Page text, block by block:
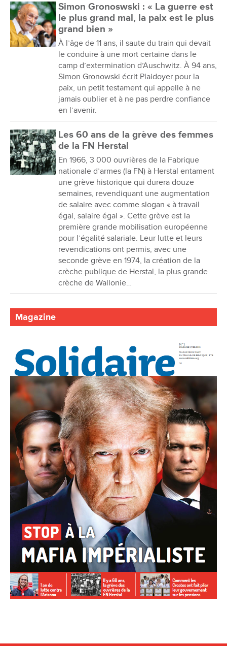
Simon Gronoswski : « La guerre est
le plus grand mal, la paix est le plus
grand bien »
À l’âge de 11 ans, il saute du train qui devait
le conduire à une mort certaine dans le
camp d’extermination d’Auschwitz. À 94 ans,
Simon Gronowski écrit Plaidoyer pour la
paix, un petit testament qui appelle à ne
jamais oublier et à ne pas perdre confiance
en l’avenir.
Les 60 ans de la grève des femmes
de la FN Herstal
En 1966, 3 000 ouvrières de la Fabrique
nationale d’armes (la FN) à Herstal entament
une grève historique qui durera douze
semaines, revendiquant une augmentation
de salaire avec comme slogan « à travail
égal, salaire égal ». Cette grève est la
première grande mobilisation européenne
pour l’égalité salariale. Leur lutte et leurs
revendications ont permis, avec une
seconde grève en 1974, la création de la
crèche publique de Herstal, la plus grande
crèche de Wallonie…
Magazine